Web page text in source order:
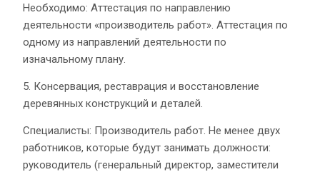
Необходимо: Аттестация по направлению
деятельности «производитель работ». Аттестация по
одному из направлений деятельности по
изначальному плану.
5. Консервация, реставрация и восстановление
деревянных конструкций и деталей.
Специалисты: Производитель работ. Не менее двух
работников, которые будут занимать должности:
руководитель (генеральный директор, заместители